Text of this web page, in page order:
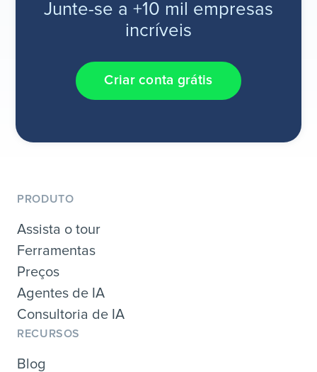
Junte-se a +10 mil empresas
incríveis
Criar conta grátis
PRODUTO
Assista o tour
Ferramentas
Preços
Agentes de IA
Consultoria de IA
RECURSOS
Blog